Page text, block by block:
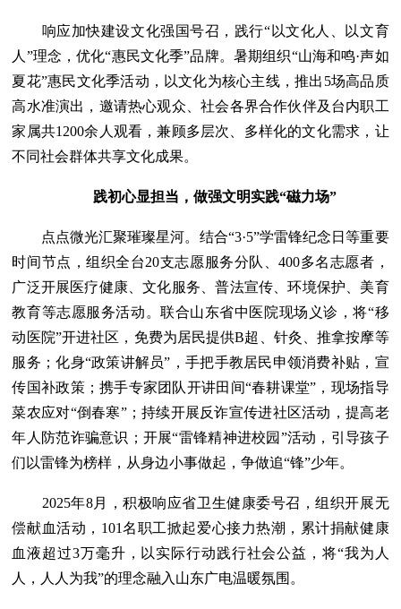
响应加快建设文化强国号召，践行“以文化人、以文育
人”理念，优化“惠民文化季”品牌。暑期组织“山海和鸣·声如
夏花”惠民文化季活动，以文化为核心主线，推出5场高品质
高水准演出，邀请热心观众、社会各界合作伙伴及台内职工
家属共1200余人观看，兼顾多层次、多样化的文化需求，让
不同社会群体共享文化成果。
践初心显担当，做强文明实践“磁力场”
点点微光汇聚璀璨星河。结合“3·5”学雷锋纪念日等重要
时间节点，组织全台20支志愿服务分队、400多名志愿者，
广泛开展医疗健康、文化服务、普法宣传、环境保护、美育
教育等志愿服务活动。联合山东省中医院现场义诊，将“移
动医院”开进社区，免费为居民提供B超、针灸、推拿按摩等
服务；化身“政策讲解员”，手把手教居民申领消费补贴，宣
传国补政策；携手专家团队开讲田间“春耕课堂”，现场指导
菜农应对“倒春寒”；持续开展反诈宣传进社区活动，提高老
年人防范诈骗意识；开展“雷锋精神进校园”活动，引导孩子
们以雷锋为榜样，从身边小事做起，争做追“锋”少年。
2025年8月，积极响应省卫生健康委号召，组织开展无
偿献血活动，101名职工掀起爱心接力热潮，累计捐献健康
血液超过3万毫升，以实际行动践行社会公益，将“我为人
人，人人为我”的理念融入山东广电温暖氛围。